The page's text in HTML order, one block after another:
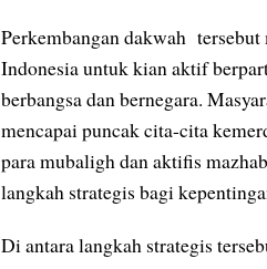
Perkembangan dakwah
Indonesia untuk kian aktif
berbangsa dan bernegara.
mencapai puncak cita-cita
para mubaligh dan aktifis
langkah strategis bagi
Di antara langkah strategis